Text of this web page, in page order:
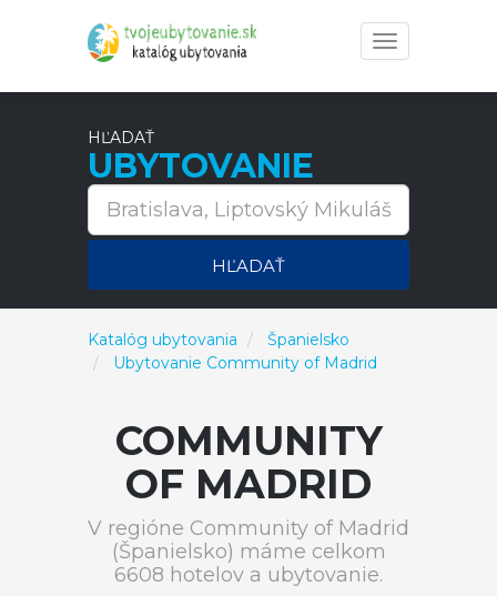
Toggle
navigation
HĽADAŤ
UBYTOVANIE
HĽADAŤ
Katalóg ubytovania
Španielsko
Ubytovanie Community of Madrid
COMMUNITY
OF MADRID
V regióne Community of Madrid
(Španielsko) máme celkom
6608 hotelov a ubytovanie.